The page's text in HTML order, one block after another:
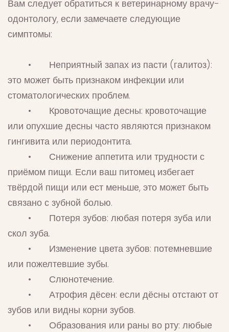
Вам следует обратиться к ветеринарному врачу-
одонтологу, если замечаете следующие
симптомы:
• Неприятный запах из пасти (галитоз):
это может быть признаком инфекции или
стоматологических проблем.
• Кровоточащие десны: кровоточащие
или опухшие десны часто являются признаком
гингивита или периодонтита.
• Снижение аппетита или трудности с
приёмом пищи. Если ваш питомец избегает
твёрдой пищи или ест меньше, это может быть
связано с зубной болью.
• Потеря зубов: любая потеря зуба или
скол зуба.
• Изменение цвета зубов: потемневшие
или пожелтевшие зубы.
• Слюнотечение.
• Атрофия дёсен: если дёсны отстают от
зубов или видны корни зубов.
• Образования или раны во рту: любые